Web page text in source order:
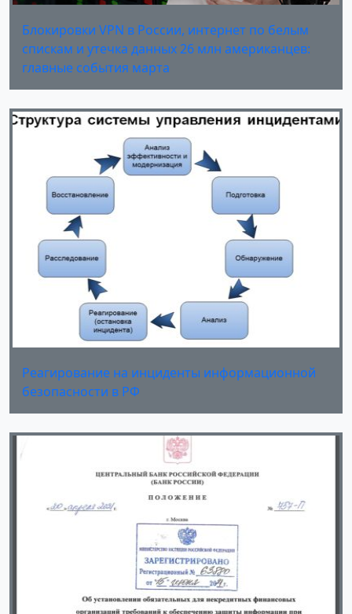
Блокировки VPN в России, интернет по белым
спискам и утечка данных 26 млн американцев:
главные события марта
Реагирование на инциденты информационной
безопасности в РФ